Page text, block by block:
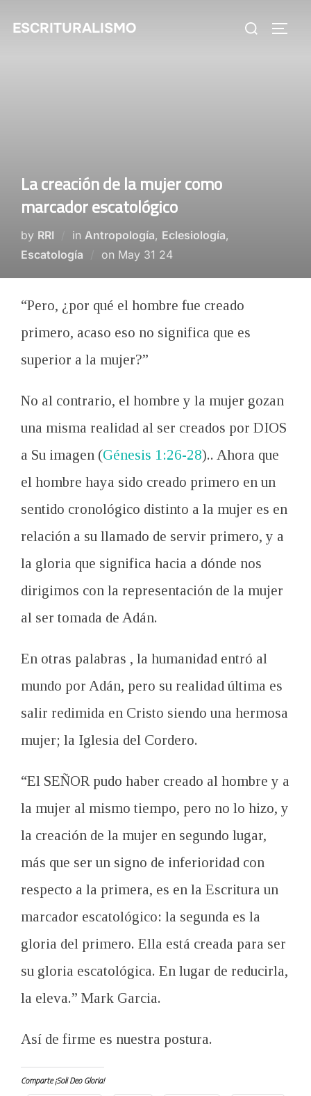
ESCRITURALISMO
Search
La creación de la mujer como
marcador escatológico
by RRI in Antropología, Eclesiología,
Escatología
on Posted
May 31 24
“Pero, ¿por qué el hombre fue creado
primero, acaso eso no significa que es
superior a la mujer?”
No al contrario, el hombre y la mujer gozan
una misma realidad al ser creados por DIOS
a Su imagen (Génesis 1:26-28).. Ahora que
el hombre haya sido creado primero en un
sentido cronológico distinto a la mujer es en
relación a su llamado de servir primero, y a
la gloria que significa hacia a dónde nos
dirigimos con la representación de la mujer
al ser tomada de Adán.
En otras palabras , la humanidad entró al
mundo por Adán, pero su realidad última es
salir redimida en Cristo siendo una hermosa
mujer; la Iglesia del Cordero.
“El SEÑOR pudo haber creado al hombre y a
la mujer al mismo tiempo, pero no lo hizo, y
la creación de la mujer en segundo lugar,
más que ser un signo de inferioridad con
respecto a la primera, es en la Escritura un
marcador escatológico: la segunda es la
gloria del primero. Ella está creada para ser
su gloria escatológica. En lugar de reducirla,
la eleva.” Mark Garcia.
Así de firme es nuestra postura.
Comparte ¡Soli Deo Gloria!